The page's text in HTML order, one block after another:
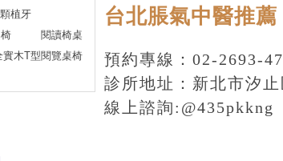
台北脹氣中醫推
預約專線：02-2693-
診所地址： 新北市汐
線上諮詢: @435pkkng
植牙
閱讀椅桌
實木T型閱覽桌椅